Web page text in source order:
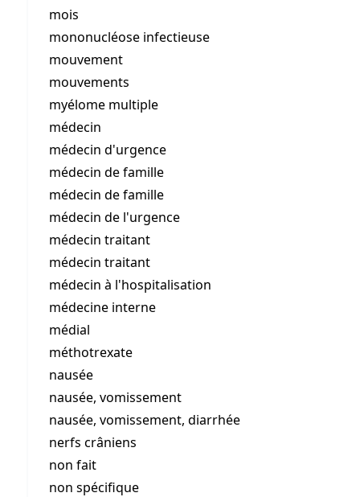
mois
mononucléose infectieuse
mouvement
mouvements
myélome multiple
médecin
médecin d'urgence
médecin de famille
médecin de famille
médecin de l'urgence
médecin traitant
médecin traitant
médecin à l'hospitalisation
médecine interne
médial
méthotrexate
nausée
nausée, vomissement
nausée, vomissement, diarrhée
nerfs crâniens
non fait
non spécifique